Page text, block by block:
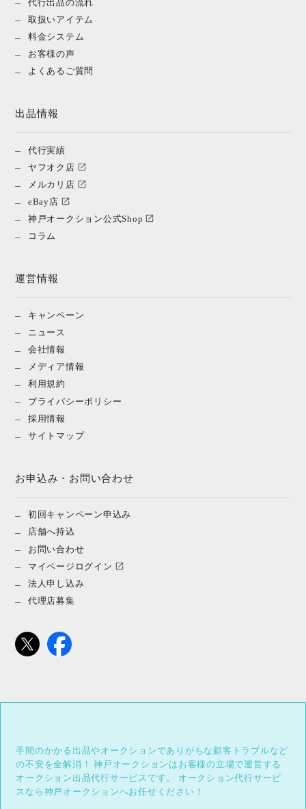
取扱いアイテム
料金システム
お客様の声
よくあるご質問
出品情報
代行実績
ヤフオク店
メルカリ店
eBay店
神戸オークション公式Shop
コラム
運営情報
キャンペーン
ニュース
会社情報
メディア情報
利用規約
プライバシーポリシー
採用情報
サイトマップ
お申込み・お問い合わせ
初回キャンペーン申込み
店舗へ持込
お問い合わせ
マイページログイン
法人申し込み
代理店募集
手間のかかる出品やオークションでありがちな顧客トラブルなど
の不安を全解消！
神戸オークションはお客様の立場で運営する
オークション出品代行サービスです。
オークション代行サービ
スなら神戸オークションへお任せください！